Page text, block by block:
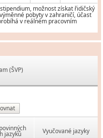
možnost získat řidičský
pobyty v zahraničí, účast
v reálném pracovním
(ŠVP)
jazyků Vyučované jazyky